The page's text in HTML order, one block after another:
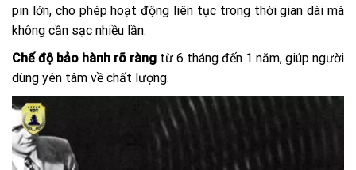
pin lớn, cho phép hoạt động liên tục trong thời gian dài mà
không cần sạc nhiều lần.
Chế độ bảo hành rõ ràng từ 6 tháng đến 1 năm, giúp người
dùng yên tâm về chất lượng.